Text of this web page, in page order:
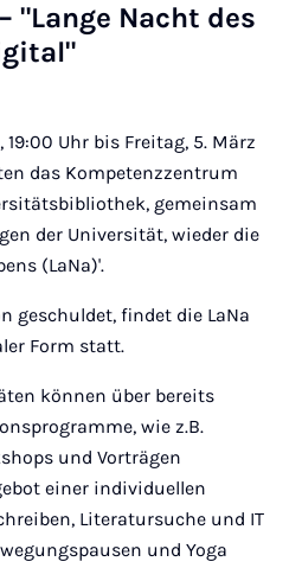
"Lan­ge Nacht des
Uhr bis Freitag, 5. März
das Kompetenzzentrum
gemeinsam
der Universität, wieder die
(LaNa)'.
geschuldet, findet die LaNa
Form statt.
können über bereits
wie z.B.
und Vorträgen
einer individuellen
Literatursuche und IT
und Yoga